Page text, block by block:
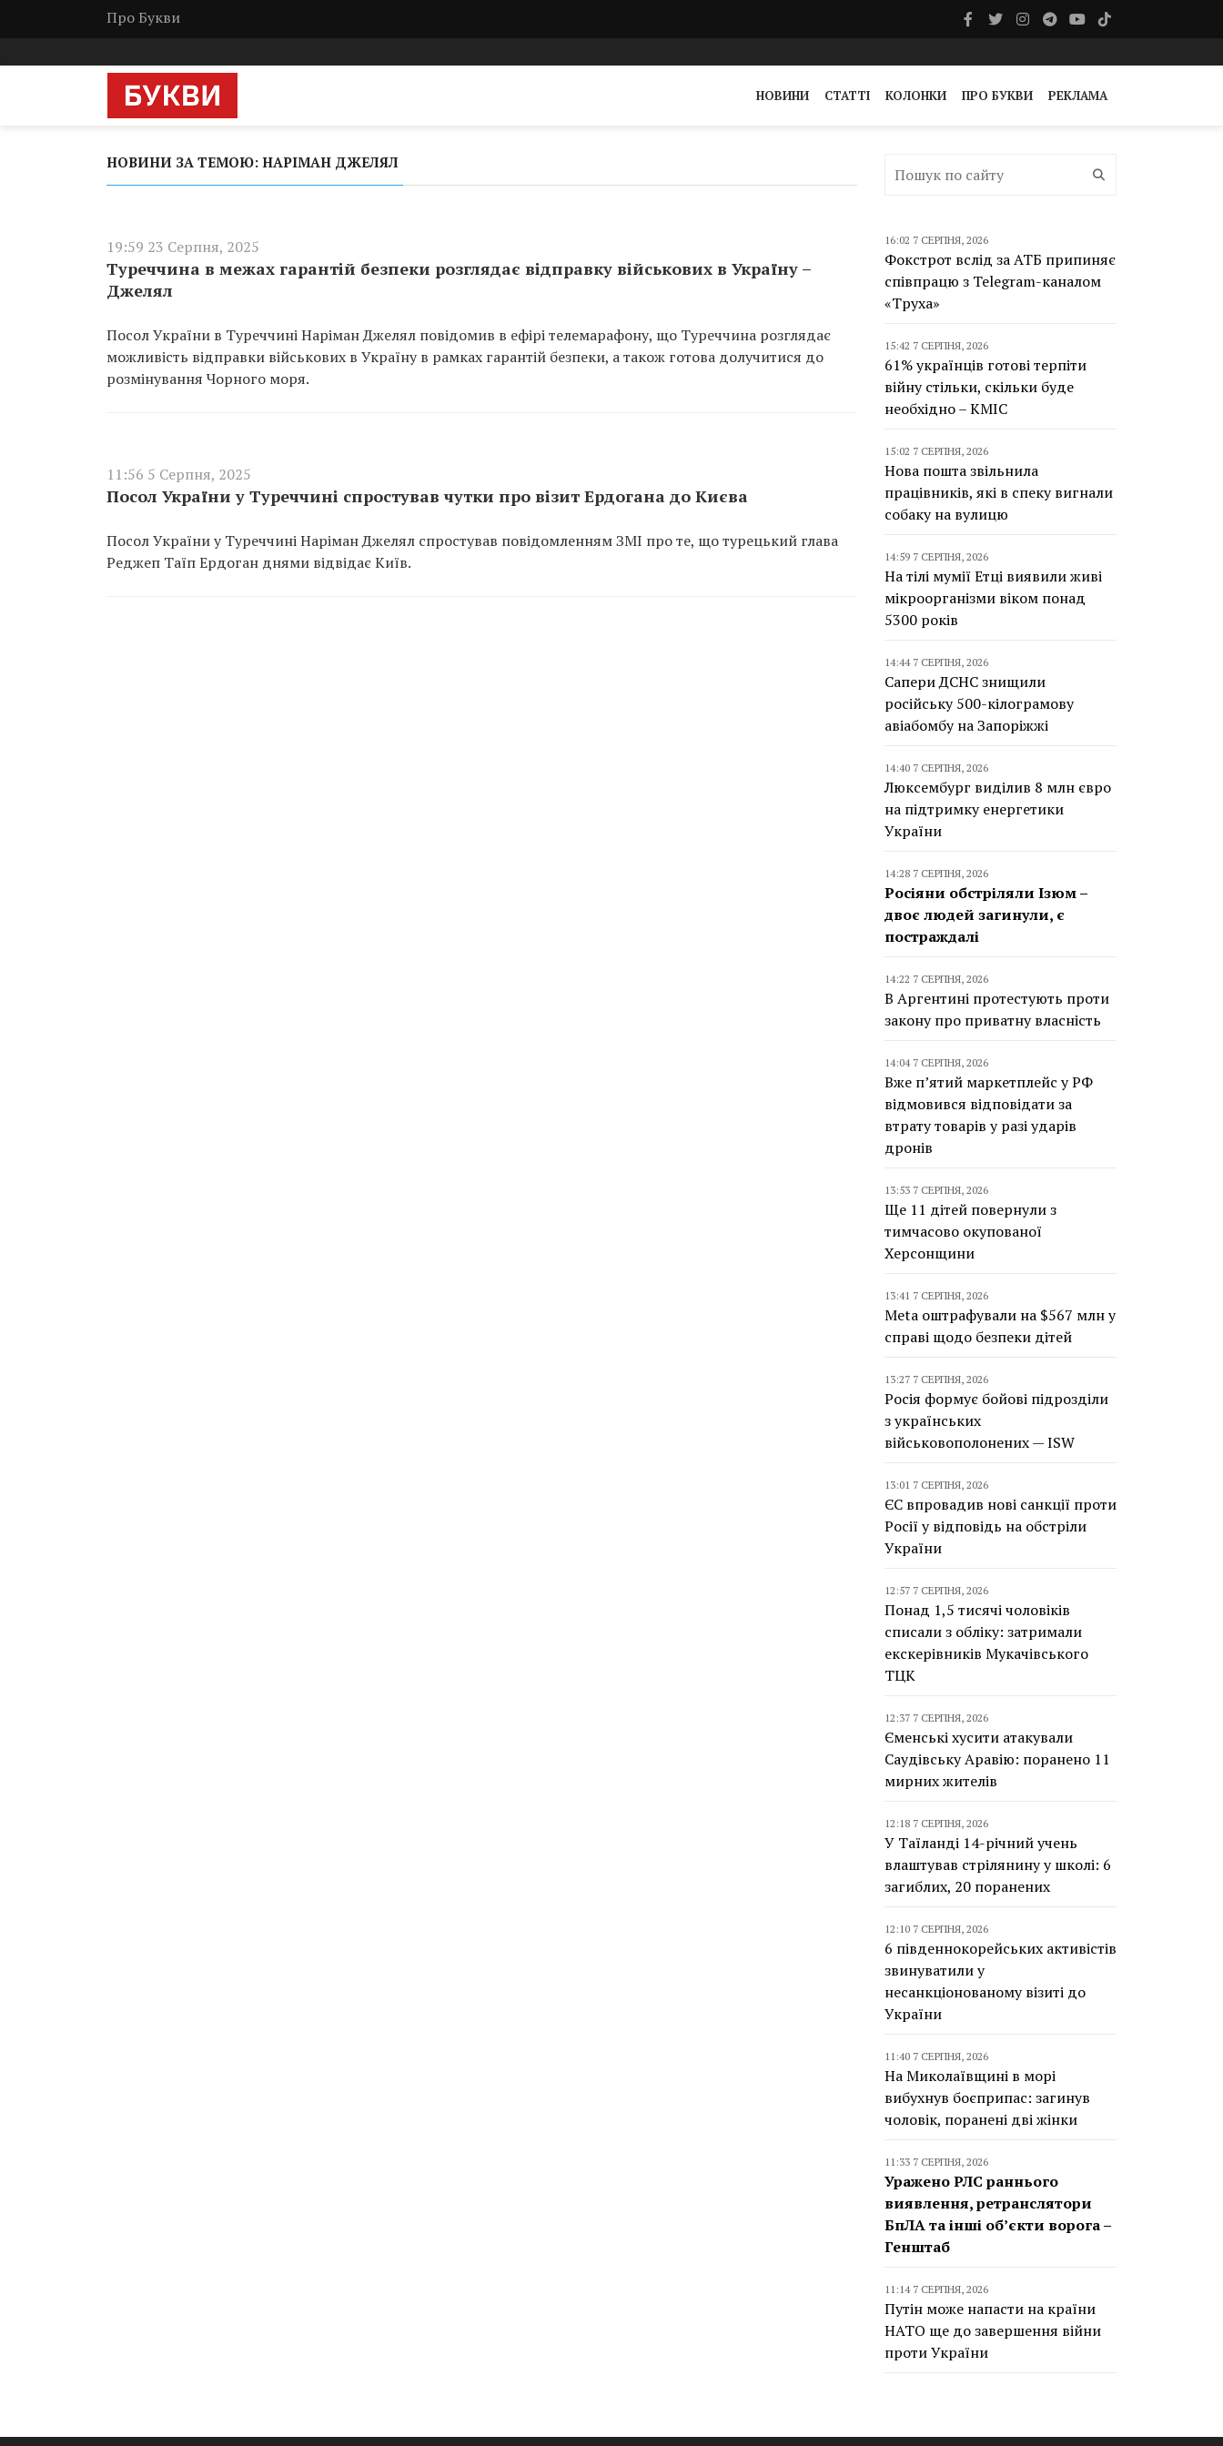
Про Букви
НОВИНИ СТАТТІ КОЛОНКИ ПРО БУКВИ РЕКЛАМА
НОВИНИ ЗА ТЕМОЮ: НАРІМАН ДЖЕЛЯЛ
19:59 23 Серпня, 2025
Туреччина в межах гарантій безпеки розглядає відправку військових в Україну –
Джелял
Посол України в Туреччині Наріман Джелял повідомив в ефірі телемарафону, що Туреччина розглядає
можливість відправки військових в Україну в рамках гарантій безпеки, а також готова долучитися до
розмінування Чорного моря.
11:56 5 Серпня, 2025
Посол України у Туреччині спростував чутки про візит Ердогана до Києва
Посол України у Туреччині Наріман Джелял спростував повідомленням ЗМІ про те, що турецький глава
Реджеп Таїп Ердоган днями відвідає Київ.
16:02 7 СЕРПНЯ, 2026
Фокстрот вслід за АТБ припиняє
співпрацю з Telegram-каналом
«Труха»
15:42 7 СЕРПНЯ, 2026
61% українців готові терпіти
війну стільки, скільки буде
необхідно – КМІС
15:02 7 СЕРПНЯ, 2026
Нова пошта звільнила
працівників, які в спеку вигнали
собаку на вулицю
14:59 7 СЕРПНЯ, 2026
На тілі мумії Етці виявили живі
мікроорганізми віком понад
5300 років
14:44 7 СЕРПНЯ, 2026
Сапери ДСНС знищили
російську 500-кілограмову
авіабомбу на Запоріжжі
14:40 7 СЕРПНЯ, 2026
Люксембург виділив 8 млн євро
на підтримку енергетики
України
14:28 7 СЕРПНЯ, 2026
Росіяни обстріляли Ізюм –
двоє людей загинули, є
постраждалі
14:22 7 СЕРПНЯ, 2026
В Аргентині протестують проти
закону про приватну власність
14:04 7 СЕРПНЯ, 2026
Вже п’ятий маркетплейс у РФ
відмовився відповідати за
втрату товарів у разі ударів
дронів
13:53 7 СЕРПНЯ, 2026
Ще 11 дітей повернули з
тимчасово окупованої
Херсонщини
13:41 7 СЕРПНЯ, 2026
Meta оштрафували на $567 млн у
справі щодо безпеки дітей
13:27 7 СЕРПНЯ, 2026
Росія формує бойові підрозділи
з українських
військовополонених — ISW
13:01 7 СЕРПНЯ, 2026
ЄС впровадив нові санкції проти
Росії у відповідь на обстріли
України
12:57 7 СЕРПНЯ, 2026
Понад 1,5 тисячі чоловіків
списали з обліку: затримали
екскерівників Мукачівського
ТЦК
12:37 7 СЕРПНЯ, 2026
Єменські хусити атакували
Саудівську Аравію: поранено 11
мирних жителів
12:18 7 СЕРПНЯ, 2026
У Таїланді 14-річний учень
влаштував стрілянину у школі: 6
загиблих, 20 поранених
12:10 7 СЕРПНЯ, 2026
6 південнокорейських активістів
звинуватили у
несанкціонованому візиті до
України
11:40 7 СЕРПНЯ, 2026
На Миколаївщині в морі
вибухнув боєприпас: загинув
чоловік, поранені дві жінки
11:33 7 СЕРПНЯ, 2026
Уражено РЛС раннього
виявлення, ретранслятори
БпЛА та інші об’єкти ворога –
Генштаб
11:14 7 СЕРПНЯ, 2026
Путін може напасти на країни
НАТО ще до завершення війни
проти України